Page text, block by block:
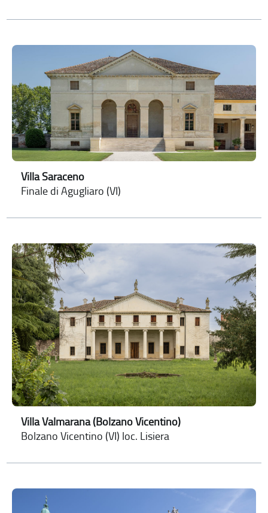
Villa Saraceno
Finale di Agugliaro (VI)
Villa Valmarana (Bolzano Vicentino)
Bolzano Vicentino (VI) loc. Lisiera